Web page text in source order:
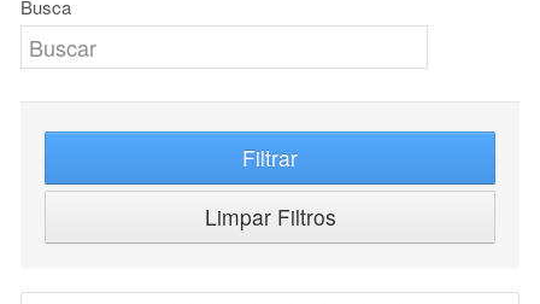
Busca
Filtrar
Limpar Filtros